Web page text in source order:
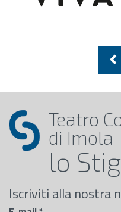
Teatro
di Imola
lo
Iscriviti alla nostra